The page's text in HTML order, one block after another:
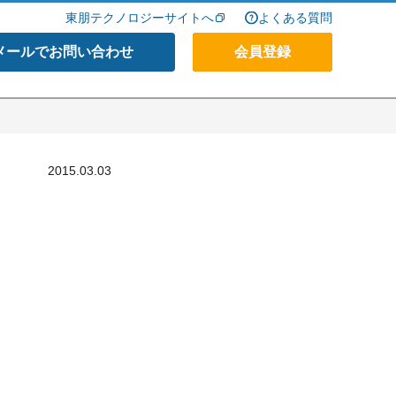
東朋テクノロジーサイトへ よくある質問
ールでお問い合わせ 会員登録
2015.03.03